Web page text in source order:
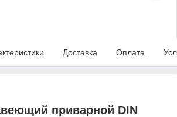
Доставка Оплата
приварной DIN